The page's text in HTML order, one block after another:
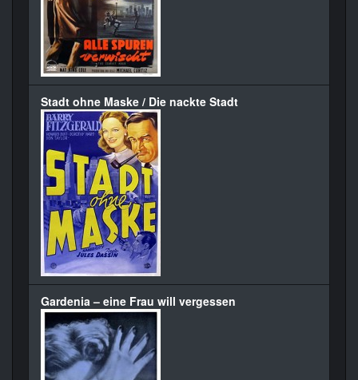
Stadt ohne Maske / Die nackte Stadt
Gardenia – eine Frau will vergessen